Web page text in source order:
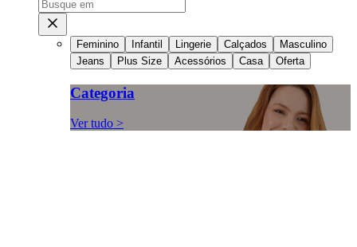
Feminino Infantil Lingerie Calçados
Masculino
Jeans
Plus Size Acessórios Casa Oferta
Categoria
Ver tudo >